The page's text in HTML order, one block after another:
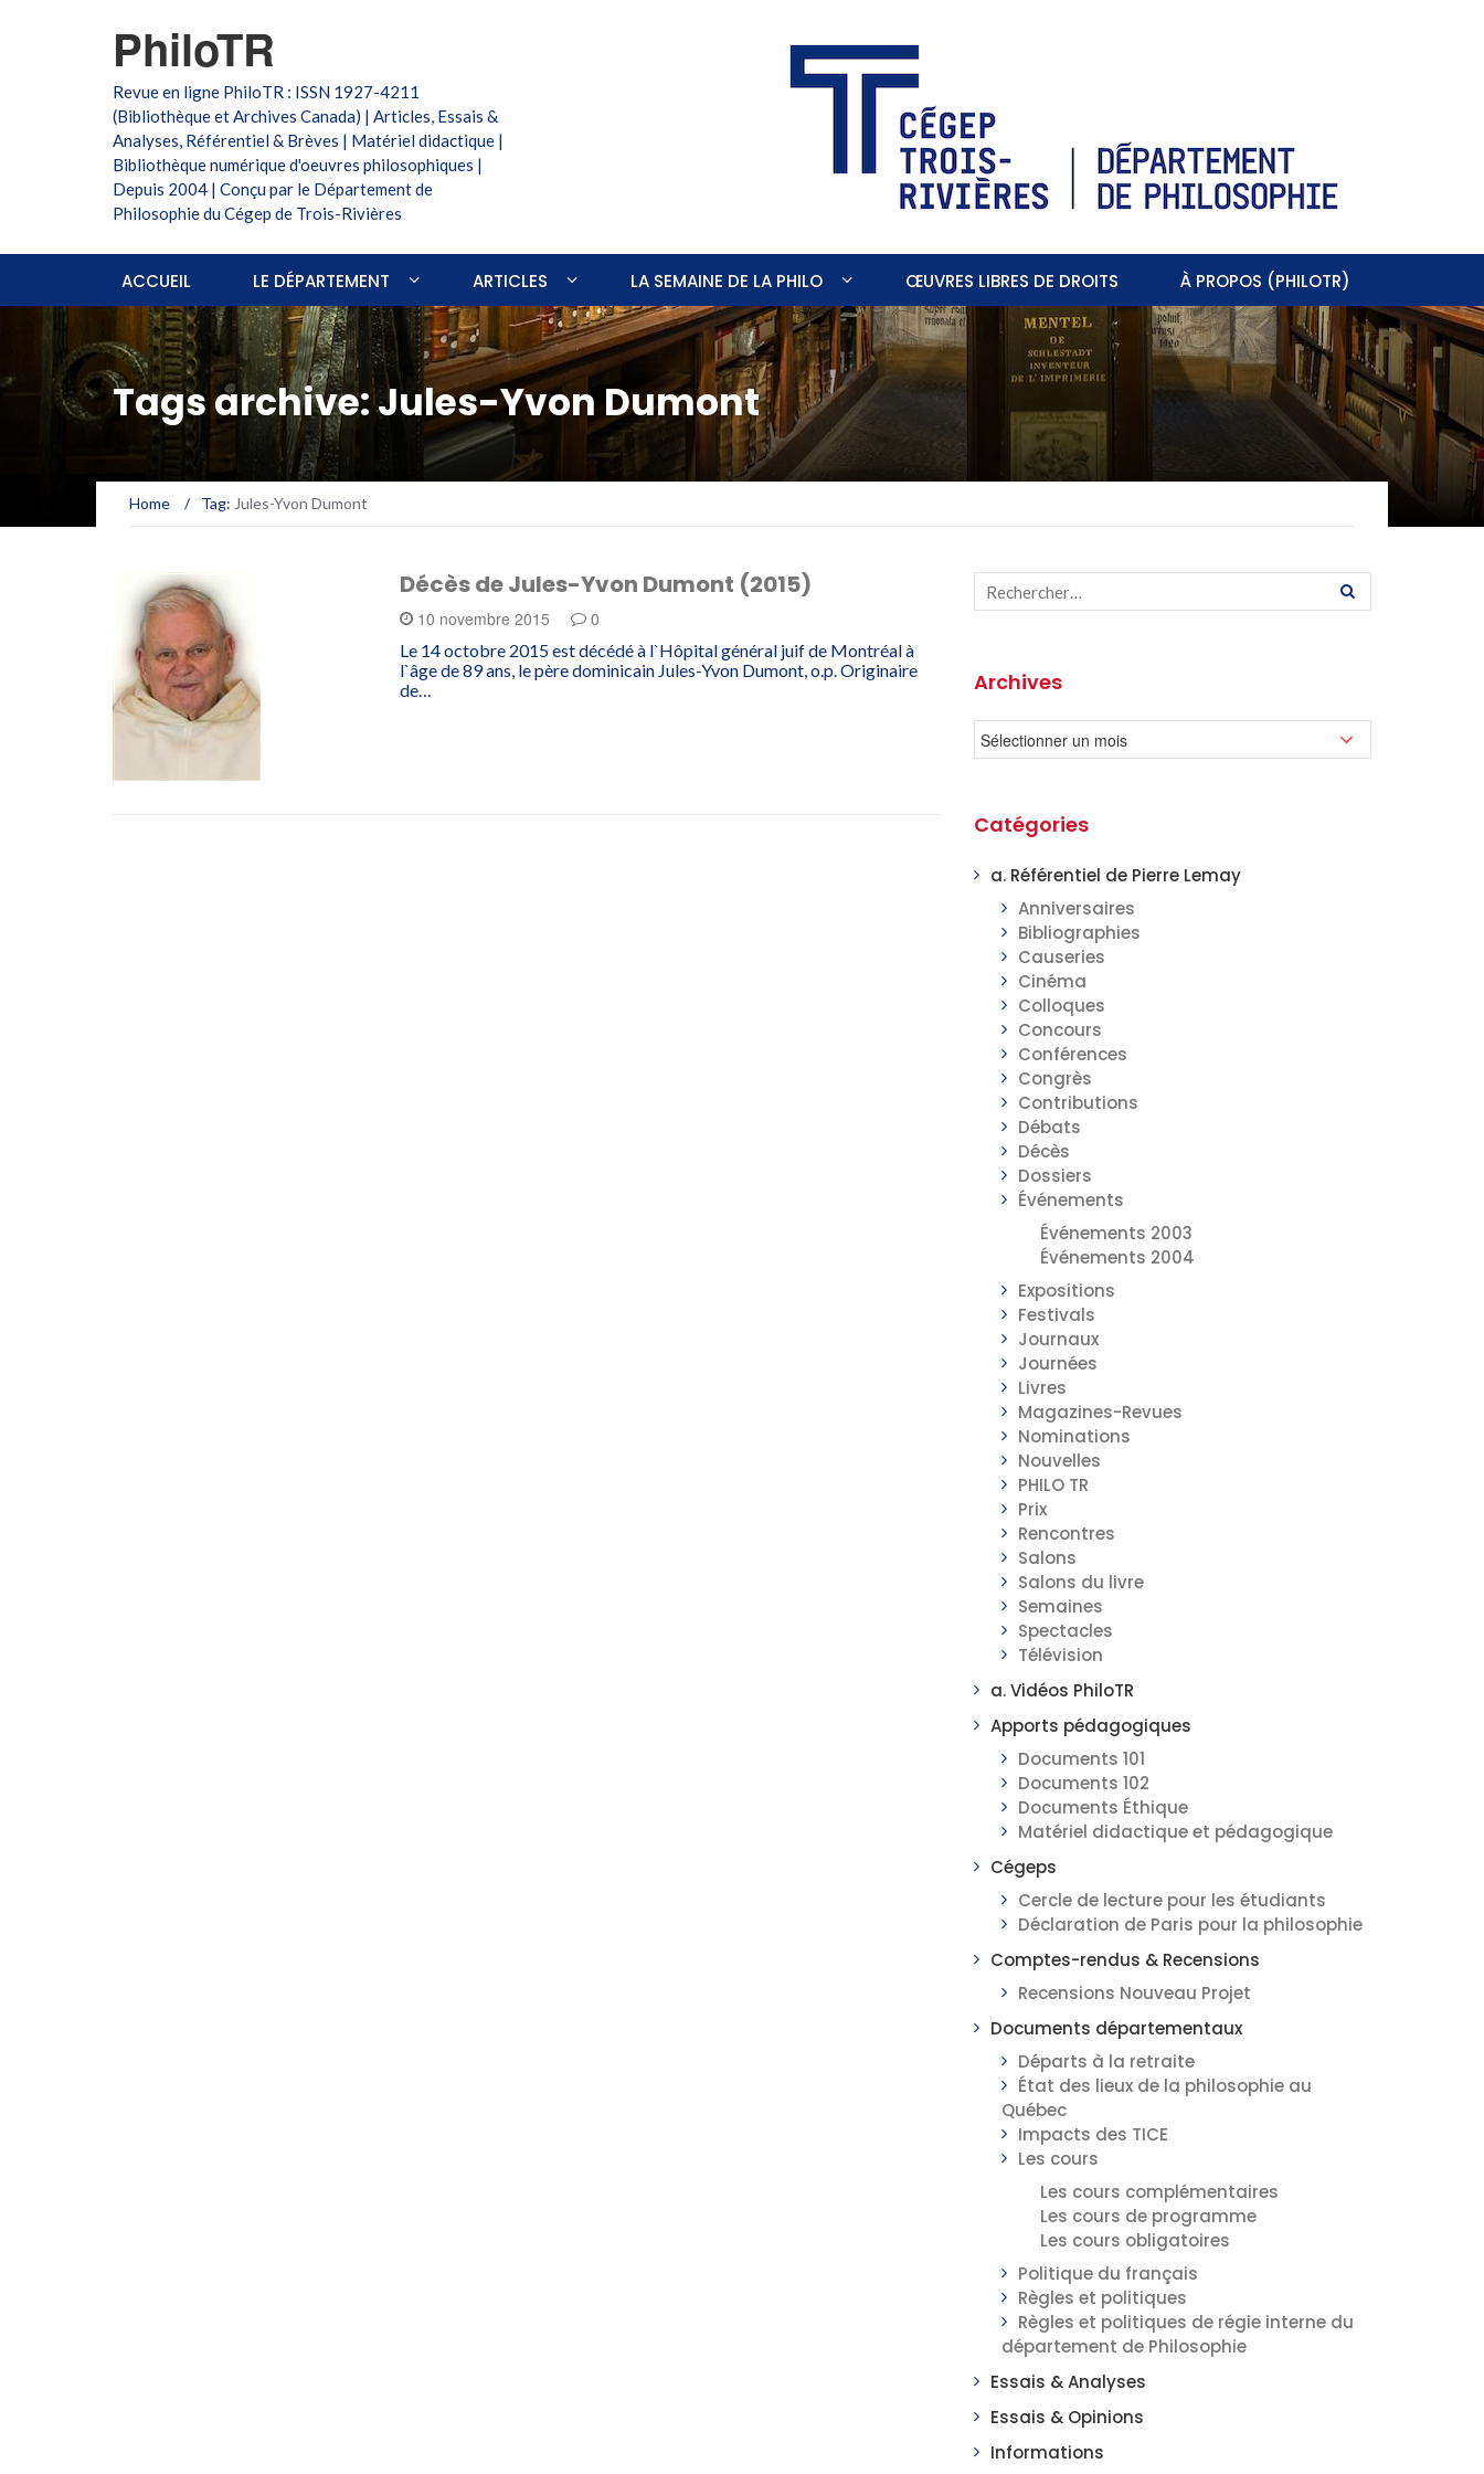
PhiloTR
Revue en ligne PhiloTR : ISSN 1927-4211
(Bibliothèque et Archives Canada) | Articles, Essais &
Analyses, Référentiel & Brèves | Matériel didactique |
Bibliothèque numérique d'oeuvres philosophiques |
Depuis 2004 | Conçu par le Département de
Philosophie du Cégep de Trois-Rivières
ACCUEIL LE DÉPARTEMENT ARTICLES LA SEMAINE DE LA PHILO ŒUVRES LIBRES DE DROITS À PROPOS (PHILOTR)
Tags archive: Jules-Yvon Dumont
Home / Tag: Jules-Yvon Dumont
Décès de Jules-Yvon Dumont (2015)
10 novembre 2015 0
Le 14 octobre 2015 est décédé à l`Hôpital général juif de Montréal à
l`âge de 89 ans, le père dominicain Jules-Yvon Dumont, o.p. Originaire
de…
Archives
Catégories
a. Référentiel de Pierre Lemay
Anniversaires
Bibliographies
Causeries
Cinéma
Colloques
Concours
Conférences
Congrès
Contributions
Débats
Décès
Dossiers
Événements
Événements 2003
Événements 2004
Expositions
Festivals
Journaux
Journées
Livres
Magazines-Revues
Nominations
Nouvelles
PHILO TR
Prix
Rencontres
Salons
Salons du livre
Semaines
Spectacles
Télévision
a. Vidéos PhiloTR
Apports pédagogiques
Documents 101
Documents 102
Documents Éthique
Matériel didactique et pédagogique
Cégeps
Cercle de lecture pour les étudiants
Déclaration de Paris pour la philosophie
Comptes-rendus & Recensions
Recensions Nouveau Projet
Documents départementaux
Départs à la retraite
État des lieux de la philosophie au
Québec
Impacts des TICE
Les cours
Les cours complémentaires
Les cours de programme
Les cours obligatoires
Politique du français
Règles et politiques
Règles et politiques de régie interne du
département de Philosophie
Essais & Analyses
Essais & Opinions
Informations